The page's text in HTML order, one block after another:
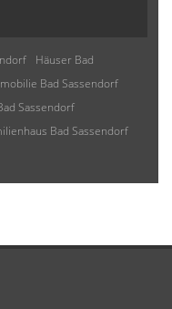
Häuser Bad
Bad Sassendorf
Sassendorf
Bad Sassendorf